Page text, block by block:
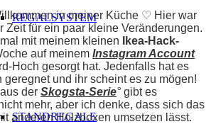
REGALSYSTEM
STANDREGALE
in meiner Küche ♡ Hier war
Zeit für ein paar kleine Veränderungen.
mit meinem kleinen
Ikea-Hack-
auf meinem Instagram Account
Hoch gesorgt hat. Jedenfalls hat es
und ihr scheint es zu mögen!
der Skogsta-Serie° gibt es
mehr, aber ich denke, dass sich das
anderen Holzboxen umsetzen lässt.